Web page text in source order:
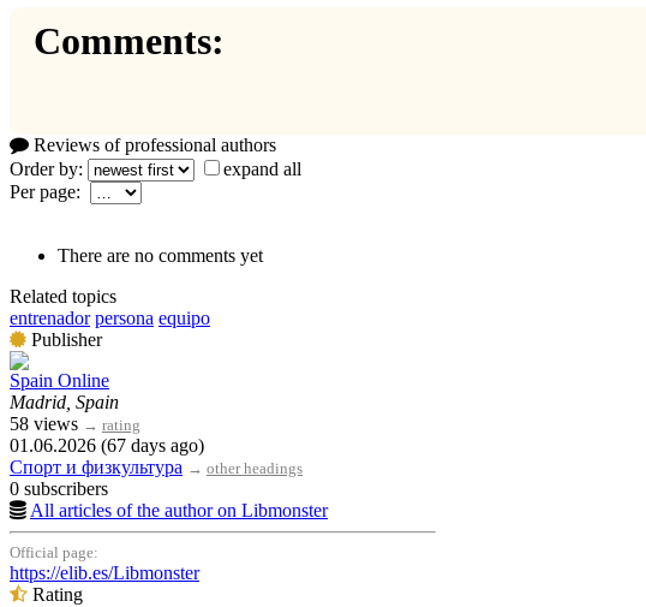
Comments:
Reviews of professional authors
Order by:
expand all
Per page:
There are no comments yet
Related topics
entrenador persona equipo
Publisher
Spain Online
Madrid, Spain
58 views → rating
01.06.2026 (67 days ago)
Спорт и физкультура → other headings
0 subscribers
All articles of the author on Libmonster
Official page:
https://elib.es/Libmonster
Rating